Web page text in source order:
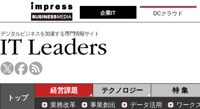
企業IT DCクラウド
デジタルビジネスを加速する専門情報サイト
トップ
経営課題 テクノロジー 特 集
業務改革 事業創出 データ活用 ワーク